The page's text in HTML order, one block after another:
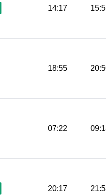
14:17
18:55
07:22
20:17